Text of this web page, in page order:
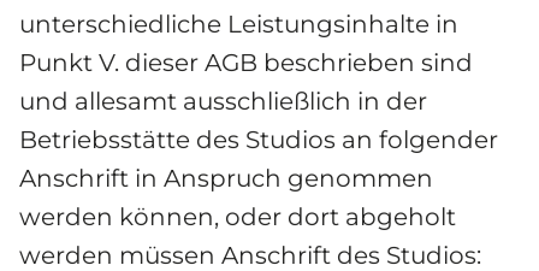
unterschiedliche Leistungsinhalte in
Punkt V. dieser AGB beschrieben sind
und allesamt ausschließlich in der
Betriebsstätte des Studios an folgender
Anschrift in Anspruch genommen
werden können, oder dort abgeholt
werden müssen Anschrift des Studios: